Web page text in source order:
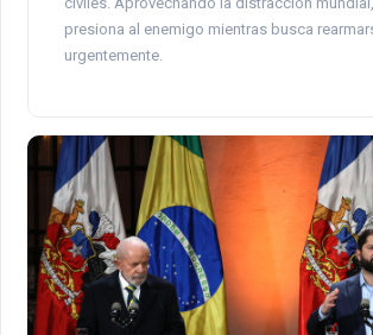
presiona al enemigo mientras busca
urgentemente.